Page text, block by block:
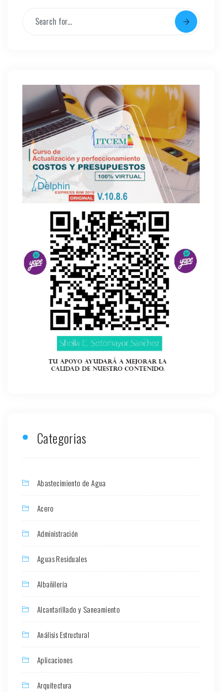
Categorias
Abastecimiento de Agua
Acero
Administración
Aguas Residuales
Albañilería
Alcantarillado y Saneamiento
Análisis Estructural
Aplicaciones
Arquitectura